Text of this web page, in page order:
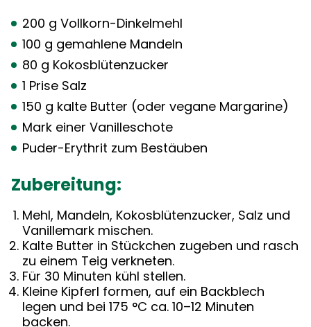
200 g Vollkorn-Dinkelmehl
100 g gemahlene Mandeln
80 g Kokosblütenzucker
1 Prise Salz
150 g kalte Butter (oder vegane Margarine)
Mark einer Vanilleschote
Puder-Erythrit zum Bestäuben
Zubereitung:
Mehl, Mandeln, Kokosblütenzucker, Salz und
Vanillemark mischen.
Kalte Butter in Stückchen zugeben und rasch
zu einem Teig verkneten.
Für 30 Minuten kühl stellen.
Kleine Kipferl formen, auf ein Backblech
legen und bei 175 °C ca. 10–12 Minuten
backen.